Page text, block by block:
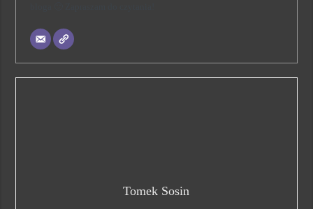
Tomek Sosin